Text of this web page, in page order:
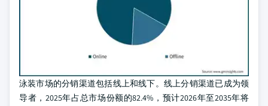
泳装市场的分销渠道包括线上和线下。线上分销渠道已成为领
导者，2025年占总市场份额的82.4%，预计2026年至2035年将